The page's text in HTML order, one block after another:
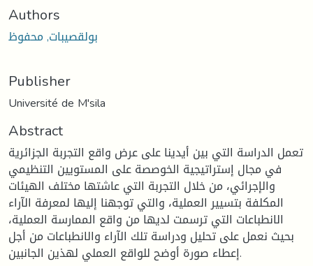
Authors
بولقصيبات, محفوظ
Publisher
Université de M'sila
Abstract
تعمل الدراسة التي بين أيدينا على عرض واقع التجربة الجزائرية
في مجال إستراتيجية الخوصصة على المستويين التنظيمي
والإجرائي، من خلال التجربة التي عاشتها مختلف الهيئات
المكلفة بتسيير العملية، والتي توجهنا إليها لمعرفة الآراء
الانطباعات التي ترسمت لديها من واقع الممارسة العملية،
بحيث نعمل على تحليل ودراسة تلك الآراء والانطباعات من أجل
إعطاء صورة أوضح للواقع العملي لهذين الجانبين.